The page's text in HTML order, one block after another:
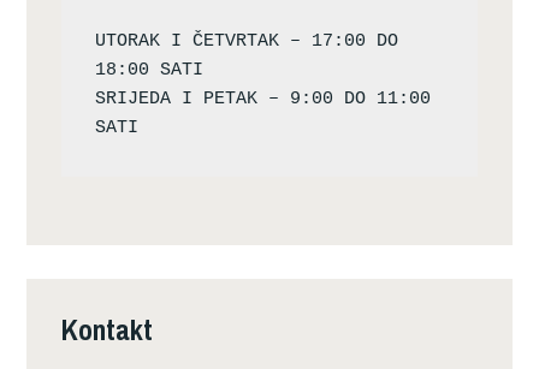
UTORAK I ČETVRTAK – 17:00 DO
18:00 SATI
SRIJEDA I PETAK – 9:00 DO 11:00
Kontakt